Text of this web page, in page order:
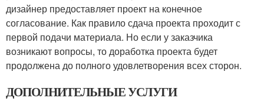
дизайнер предоставляет проект на конечное
согласование. Как правило сдача проекта проходит с
первой подачи материала. Но если у заказчика
возникают вопросы, то доработка проекта будет
продолжена до полного удовлетворения всех сторон.
ДОПОЛНИТЕЛЬНЫЕ УСЛУГИ